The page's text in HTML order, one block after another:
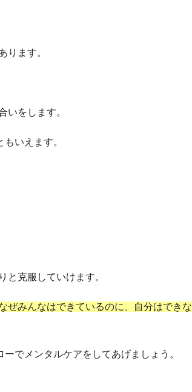
ります。
いをします。
いえます。
と克服していけます。
ぜみんなはできているのに、自分はできな
でメンタルケアをしてあげましょう。